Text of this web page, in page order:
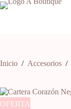
Inicio / Accesorios /
OFERTA